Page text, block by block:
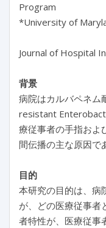
Program
*University of
Journal of Hospital
背景
病院はカルバペネム
resistant
療従事者の手指およ
間伝播の主な原因で
目的
本研究の目的は、病
が、どの医療従事者
者特性が、医療従事